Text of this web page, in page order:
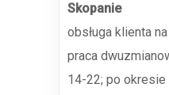
Skopanie
obsługa klienta
praca
14-22; po